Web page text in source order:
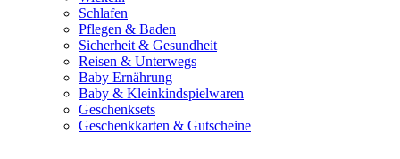
Schlafen
Pflegen & Baden
Sicherheit & Gesundheit
Reisen & Unterwegs
Baby Ernährung
Baby & Kleinkindspielwaren
Geschenksets
Geschenkkarten & Gutscheine